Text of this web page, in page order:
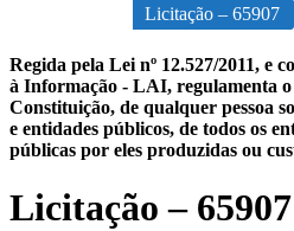
Licitação – 65907
Regida pela Lei nº 12.527/2011, e
à Informação - LAI, regulamenta
Constituição, de qualquer pessoa
e entidades públicos, de todos os
públicas por eles produzidas ou
Licitação – 65907